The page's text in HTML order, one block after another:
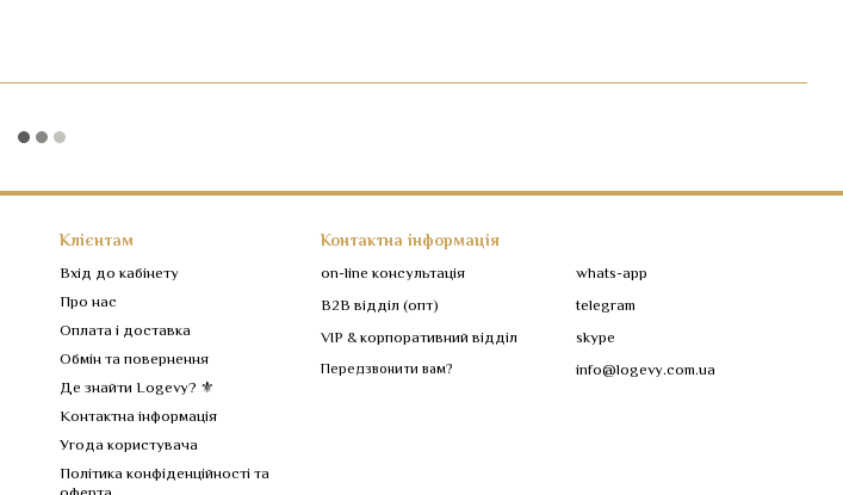
Клієнтам
Вхід до кабінету
Про нас
Оплата і доставка
Обмін та повернення
Де знайти Logevy? ⚜️
Контактна інформація
Угода користувача
Політика конфіденційності та
Контактна інформація
on-line консультація
B2B відділ (опт)
VIP & корпоративний відділ
Передзвонити вам?
whats-app
telegram
skype
info@logevy.com.ua